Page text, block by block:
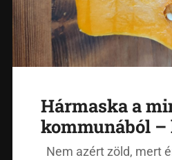
Hármaska a
kommunából
Nem azért zöld, mert